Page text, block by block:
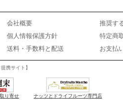
会社概要
推奨す
個人情報保護方針
特定商
送料・手数料と配送 お支払
携サイト】
り寄せ
ナッツとドライフルーツ専門店